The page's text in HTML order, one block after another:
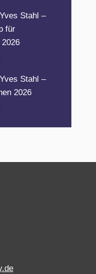
Stahl –
für
Stahl –
2026